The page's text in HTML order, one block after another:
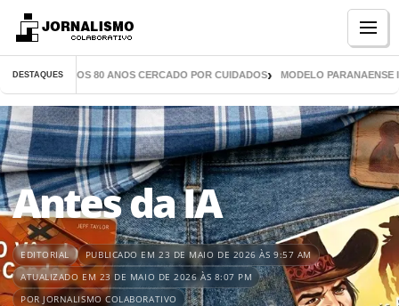
DESTAQUES
AOS 80 ANOS CERCADO POR CUIDADOS MODELO PARANAENSE
Antes da IA
EDITORIAL
PUBLICADO EM 23 DE MAIO DE 2026 ÀS 9:57 AM
ATUALIZADO EM 23 DE MAIO DE 2026 ÀS 8:07 PM
POR JORNALISMO COLABORATIVO